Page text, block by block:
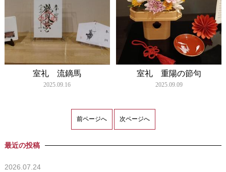
室礼 流鏑馬
2025.09.16
室礼 重陽の節句
2025.09.09
前ページへ 次ページへ
最近の投稿
2026.07.24